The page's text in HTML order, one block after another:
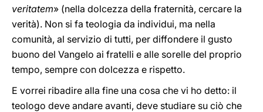
veritatem» (nella dolcezza della fraternità, cercare la
verità). Non si fa teologia da individui, ma nella
comunità, al servizio di tutti, per diffondere il gusto
buono del Vangelo ai fratelli e alle sorelle del proprio
tempo, sempre con dolcezza e rispetto.
E vorrei ribadire alla fine una cosa che vi ho detto: il
teologo deve andare avanti, deve studiare su ciò che